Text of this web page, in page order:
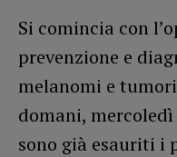
Si comincia con
prevenzione e
melanomi e
domani,
sono già esauriti i